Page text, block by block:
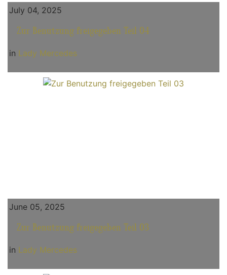
July 04, 2025
Zur Benutzung freigegeben Teil 04
in Lady Mercedes
June 05, 2025
Zur Benutzung freigegeben Teil 03
in Lady Mercedes